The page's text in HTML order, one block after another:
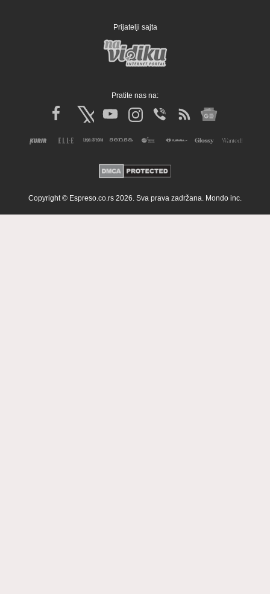
Prijatelji sajta
Pratite nas na:
Copyright © Espreso.co.rs 2026. Sva prava zadržana. Mondo inc.